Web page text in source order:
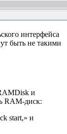
интерфейса
быть не такими
и
RAM-диск:
start,» и